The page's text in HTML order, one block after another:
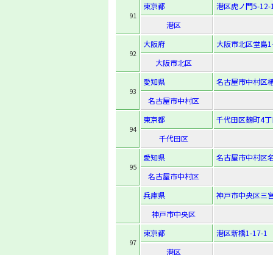
91
東京都
港区虎ノ門5-12-
港区
92
大阪府
大阪市北区堂島
大阪市北区
93
愛知県
名古屋市中村区
名古屋市中村区
94
東京都
千代田区麹町4
千代田区
95
愛知県
名古屋市中村区
名古屋市中村区
兵庫県
神戸市中央区三
神戸市中央区
97
東京都
港区新橋1-17-1
港区